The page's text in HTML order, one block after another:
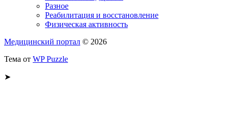
Разное
Реабилитация и восстановление
Физическая активность
Медицинский портал © 2026
Тема от WP Puzzle
➤